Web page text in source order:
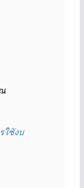
ใช้งบ